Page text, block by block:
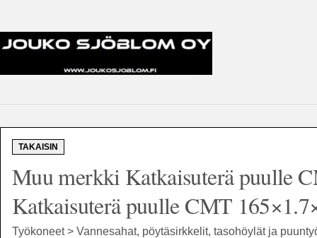
TAKAISIN
Muu merkki Katkaisuterä puulle
Katkaisuterä puulle CMT
Työkoneet > Vannesahat, pöytäsirkkelit, tasohöylät ja